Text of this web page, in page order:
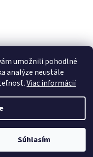
umožnili pohodlné
analýze neustále
Viac informácií
Súhlasím
práva vyhradené.